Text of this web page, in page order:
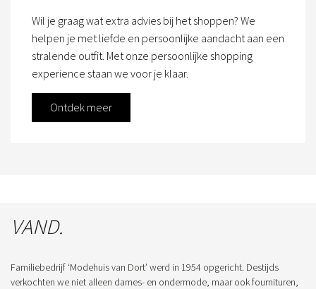
Wil je graag wat extra advies bij het shoppen? We
helpen je met liefde en persoonlijke aandacht aan een
stralende outfit. Met onze persoonlijke shopping
experience staan we voor je klaar.
Ontdek meer
VAND.
Familiebedrijf ‘Modehuis van Dort’ werd in 1954 opgericht. Destijds
verkochten we niet alleen dames- en ondermode, maar ook fournituren,